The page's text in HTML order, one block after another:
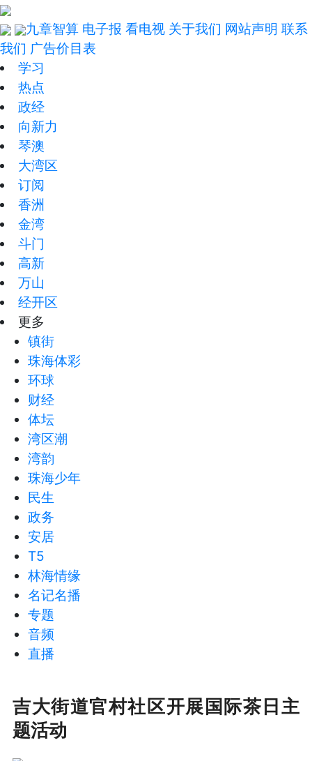
九章智算 电子报 看电视 关于我们 网站声明 联系
我们 广告价目表
学习
热点
政经
向新力
琴澳
大湾区
订阅
香洲
金湾
斗门
高新
万山
经开区
更多
镇街
珠海体彩
环球
财经
体坛
湾区潮
湾韵
珠海少年
民生
政务
安居
T5
林海情缘
名记名播
专题
音频
直播
吉大街道官村社区开展国际茶日主
题活动